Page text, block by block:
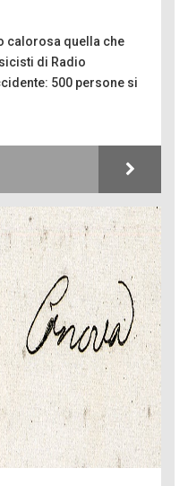
calorosa quella che
di Radio
500 persone si